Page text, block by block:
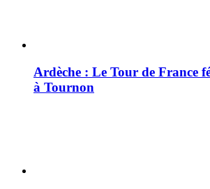
Ardèche : Le Tour de France
à Tournon